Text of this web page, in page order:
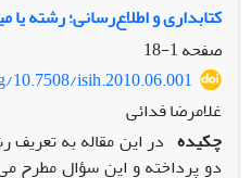
کتابداری و اطلاع‌رسانی؛ رشته یا
صفحه1-18
isih.2010.06.001
غلامرضا فدائی
چکیده در این مقاله به تعریف
دو پرداخته و این سؤال مطرح